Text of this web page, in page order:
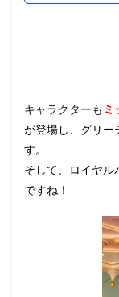
キャラクターも ミ
が登場し、グリー
す。
そして、ロイヤル
ですね！